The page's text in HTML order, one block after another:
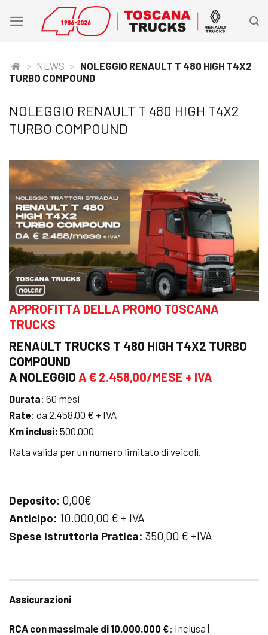
> NEWS > NOLEGGIO RENAULT T 480 HIGH T4X2
TURBO COMPOUND
NOLEGGIO RENAULT T 480 HIGH T4X2
TURBO COMPOUND
APPROFITTA DELLA PROMO TOSCANA
TRUCKS
RENAULT TRUCKS T 480 HIGH T4X2 TURBO
COMPOUND
A NOLEGGIO A € 2.458,00/MESE + IVA
Durata: 60 mesi
Rate: da 2.458,00 € + IVA
Km inclusi: 500.000
Rata valida per un numero limitato di veicoli.
Deposito: 0,00€
Anticipo: 10.000,00 € + IVA
Spese Istruttoria Pratica: 350,00 € +IVA
Assicurazioni
RCA con massimale di 10.000.000 €: Inclusa |